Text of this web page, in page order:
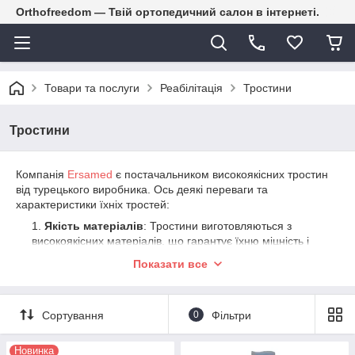
Orthofreedom — Твій ортопедичний салон в інтернеті.
Товари та послуги Реабілітація Тростини
Тростини
Компанія Ersamed є постачальником високоякісних тростин
від турецького виробника. Ось деякі переваги та
характеристики їхніх тростей:
Якість матеріалів: Тростини виготовляються з
високоякісних матеріалів, що гарантує їхню міцність і
зазвичай легкі і мають зручну рукоятку, що робить їх
легкими у використанні і зменшує втомленість під час
ходьби.
Регульована висота
Показати все
Сортування 0 Фільтри
Новинка